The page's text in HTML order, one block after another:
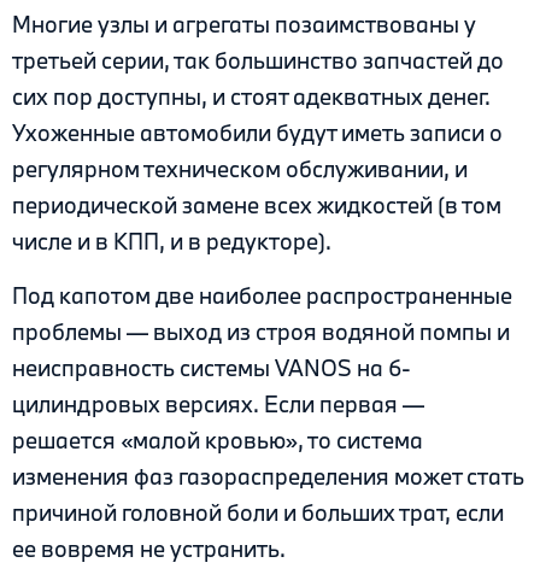
Многие узлы и агрегаты позаимствованы у
третьей серии, так большинство запчастей до
сих пор доступны, и стоят адекватных денег.
Ухоженные автомобили будут иметь записи о
регулярном техническом обслуживании, и
периодической замене всех жидкостей (в том
числе и в КПП, и в редукторе).
Под капотом две наиболее распространенные
проблемы — выход из строя водяной помпы и
неисправность системы VANOS на 6-
цилиндровых версиях. Если первая —
решается «малой кровью», то система
изменения фаз газораспределения может стать
причиной головной боли и больших трат, если
ее вовремя не устранить.